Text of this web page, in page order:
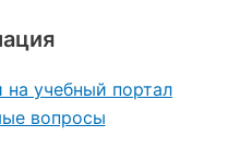
на учебный портал
вопросы